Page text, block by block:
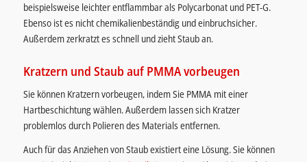
beispielsweise leichter entflammbar als Polycarbonat und PET-G.
Ebenso ist es nicht chemikalienbeständig und einbruchsicher.
Außerdem zerkratzt es schnell und zieht Staub an.
Kratzern und Staub auf PMMA vorbeugen
Sie können Kratzern vorbeugen, indem Sie PMMA mit einer
Hartbeschichtung wählen. Außerdem lassen sich Kratzer
problemlos durch Polieren des Materials entfernen.
Auch für das Anziehen von Staub existiert eine Lösung. Sie können